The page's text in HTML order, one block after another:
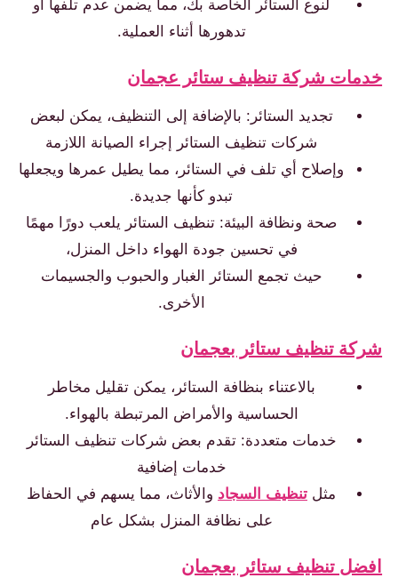
لنوع الستائر الخاصة بك، مما يضمن عدم تلفها أو
تدهورها أثناء العملية.
خدمات شركة تنظيف ستائر عجمان
تجديد الستائر: بالإضافة إلى التنظيف، يمكن لبعض
شركات تنظيف الستائر إجراء الصيانة اللازمة
وإصلاح أي تلف في الستائر، مما يطيل عمرها ويجعلها
تبدو كأنها جديدة.
صحة ونظافة البيئة: تنظيف الستائر يلعب دورًا مهمًا
في تحسين جودة الهواء داخل المنزل،
حيث تجمع الستائر الغبار والحبوب والجسيمات
الأخرى.
شركة تنظيف ستائر بعجمان
بالاعتناء بنظافة الستائر، يمكن تقليل مخاطر
الحساسية والأمراض المرتبطة بالهواء.
خدمات متعددة: تقدم بعض شركات تنظيف الستائر
خدمات إضافية
مثل تنظيف السجاد والأثاث، مما يسهم في الحفاظ
على نظافة المنزل بشكل عام
افضل تنظيف ستائر بعجمان